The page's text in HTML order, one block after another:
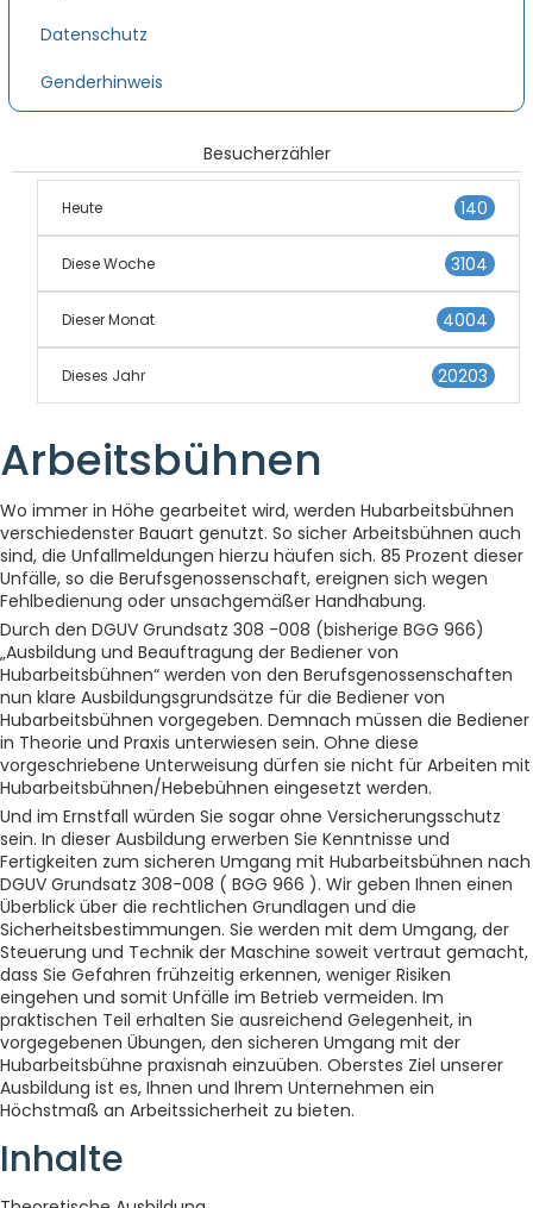
Datenschutz
Genderhinweis
Besucherzähler
Heute 140
Diese Woche 3104
Dieser Monat 4004
Dieses Jahr 20203
Arbeitsbühnen
Wo immer in Höhe gearbeitet wird, werden Hubarbeitsbühnen
verschiedenster Bauart genutzt. So sicher Arbeitsbühnen auch
sind, die Unfallmeldungen hierzu häufen sich. 85 Prozent dieser
Unfälle, so die Berufsgenossenschaft, ereignen sich wegen
Fehlbedienung oder unsachgemäßer Handhabung.
Durch den DGUV Grundsatz 308 -008 (bisherige BGG 966)
„Ausbildung und Beauftragung der Bediener von
Hubarbeitsbühnen“ werden von den Berufsgenossenschaften
nun klare Ausbildungsgrundsätze für die Bediener von
Hubarbeitsbühnen vorgegeben. Demnach müssen die Bediener
in Theorie und Praxis unterwiesen sein. Ohne diese
vorgeschriebene Unterweisung dürfen sie nicht für Arbeiten mit
Hubarbeitsbühnen/Hebebühnen eingesetzt werden.
Und im Ernstfall würden Sie sogar ohne Versicherungsschutz
sein. In dieser Ausbildung erwerben Sie Kenntnisse und
Fertigkeiten zum sicheren Umgang mit Hubarbeitsbühnen nach
DGUV Grundsatz 308-008 ( BGG 966 ). Wir geben Ihnen einen
Überblick über die rechtlichen Grundlagen und die
Sicherheitsbestimmungen. Sie werden mit dem Umgang, der
Steuerung und Technik der Maschine soweit vertraut gemacht,
dass Sie Gefahren frühzeitig erkennen, weniger Risiken
eingehen und somit Unfälle im Betrieb vermeiden. Im
praktischen Teil erhalten Sie ausreichend Gelegenheit, in
vorgegebenen Übungen, den sicheren Umgang mit der
Hubarbeitsbühne praxisnah einzuüben. Oberstes Ziel unserer
Ausbildung ist es, Ihnen und Ihrem Unternehmen ein
Höchstmaß an Arbeitssicherheit zu bieten.
Inhalte